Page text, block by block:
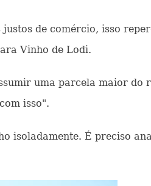
de comércio, isso
Vinho de Lodi.
uma parcela maior do
isso".
isoladamente. É preciso